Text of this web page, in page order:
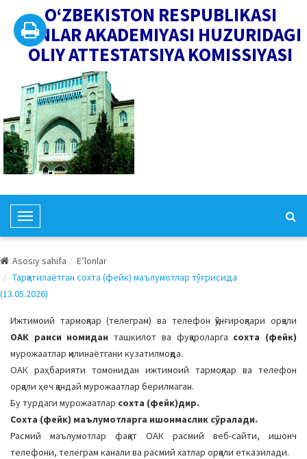
O‘ZBEKISTON RESPUBLIKASI
FANLAR AKADEMIYASI HUZURIDAGI
OLIY ATTESTATSIYA KOMISSIYASI
T
o
g
l
e
N
a
v
i
g
a
t
i
o
Asosiy sahifa
E’lonlar
Тарқатилаётган сохта (фейк) маълумотлар тўғрисида
(13.05.2026)
Ижтимоий тармоқлар (телеграм) ва телефон қўнғироқлари орқали
ОАК раиси номидан ташкилот ва фуқароларга сохта (фейк)
мурожаатлар қилинаётгани кузатилмоқда.
ОАК раҳбарияти томонидан ижтимоий тармоқлар ва телефон
орқали ҳеч қандай мурожаатлар берилмаган.
Бу турдаги мурожаатлар сохта (фейк)дир.
Сохта (фейк) маълумотларга ишонмаслик сўралади.
Расмий маълумотлар фақат ОАК расмий веб-сайти, ишонч
телефони, телеграм канали ва расмий хатлар орқали етказилади.